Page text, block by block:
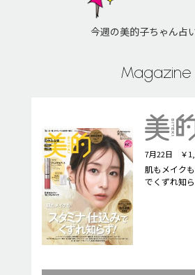
今週の美的子ちゃん占
Magazine
7月22日 ￥
肌もメイク
でくずれ知ら